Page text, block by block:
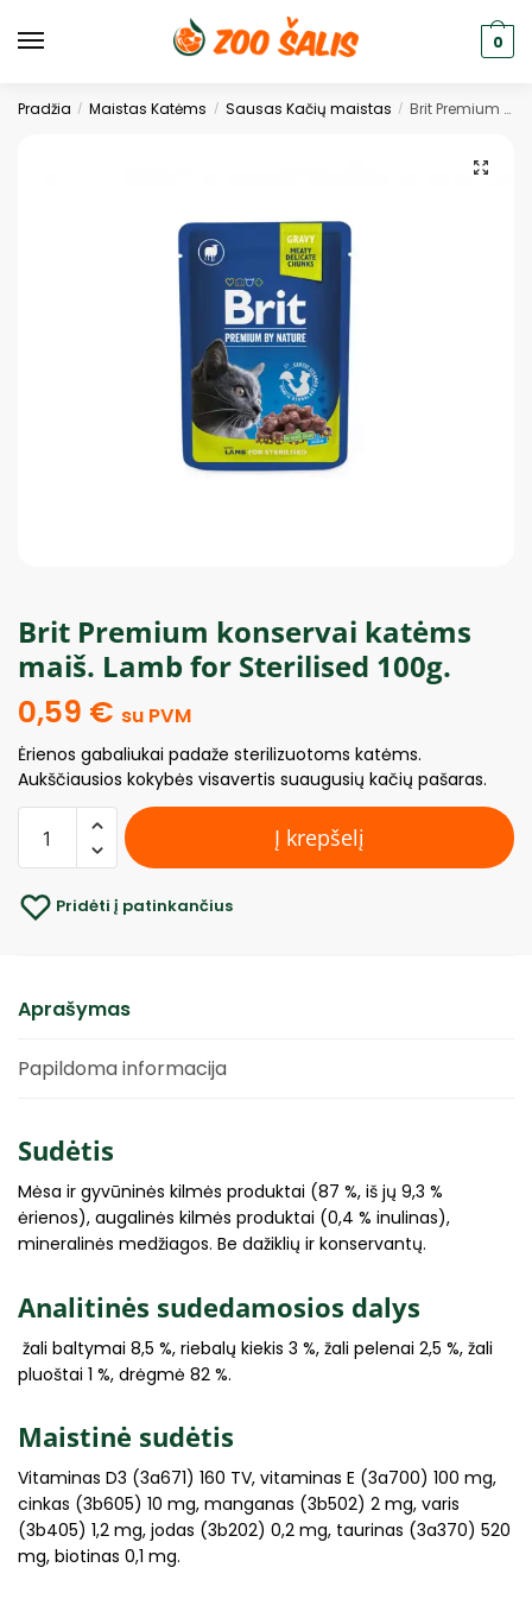
0
Pradžia / Maistas Katėms / Sausas Kačių maistas / Brit Premium konservai katėms maiš. Lamb for Sterilised 100g.
Brit Premium konservai katėms
maiš. Lamb for Sterilised 100g.
0,59 € su PVM
Ėrienos gabaliukai padaže sterilizuotoms katėms.
Aukščiausios kokybės visavertis suaugusių kačių pašaras.
Į krepšelį
Pridėti į patinkančius
Aprašymas
Papildoma informacija
Sudėtis
Mėsa ir gyvūninės kilmės produktai (87 %, iš jų 9,3 %
ėrienos), augalinės kilmės produktai (0,4 % inulinas),
mineralinės medžiagos. Be dažiklių ir konservantų.
Analitinės sudedamosios dalys
žali baltymai 8,5 %, riebalų kiekis 3 %, žali pelenai 2,5 %, žali
pluoštai 1 %, drėgmė 82 %.
Maistinė sudėtis
Vitaminas D3 (3a671) 160 TV, vitaminas E (3a700) 100 mg,
cinkas (3b605) 10 mg, manganas (3b502) 2 mg, varis
(3b405) 1,2 mg, jodas (3b202) 0,2 mg, taurinas (3a370) 520
mg, biotinas 0,1 mg.